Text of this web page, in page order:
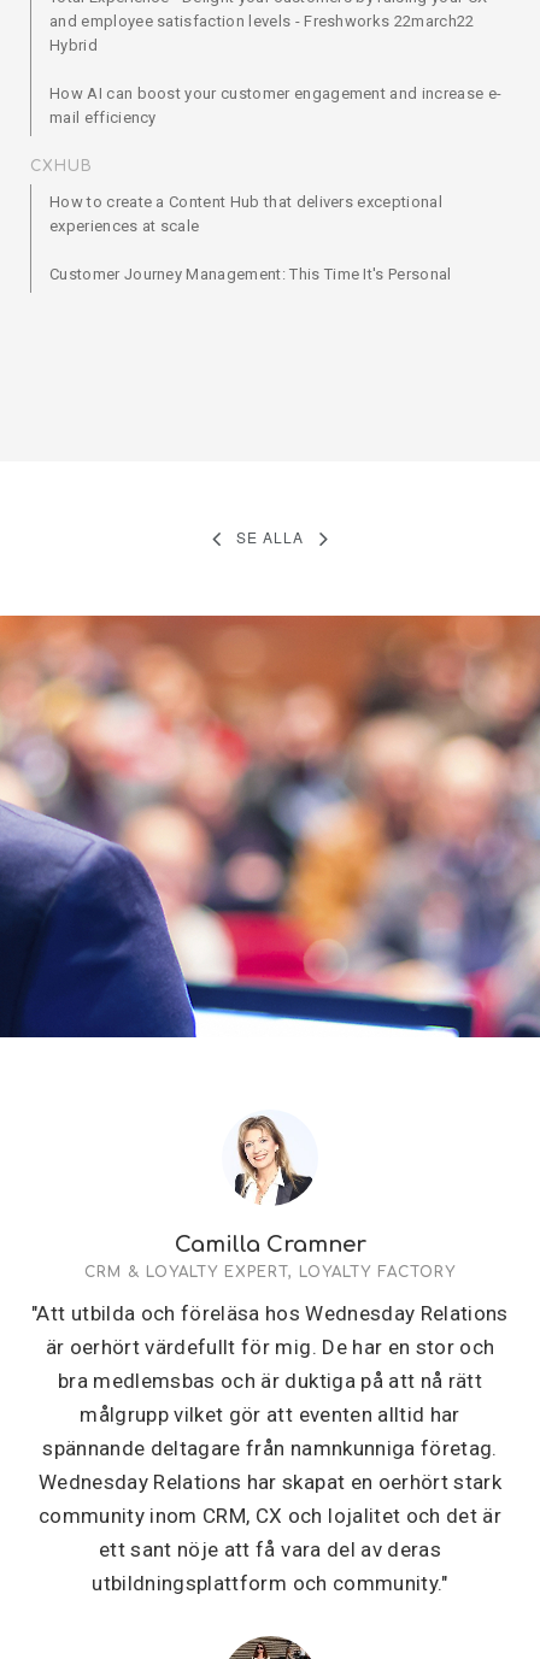
and employee satisfaction levels - Freshworks 22march22
Hybrid
How AI can boost your customer engagement and increase e-
mail efficiency
CXHUB
How to create a Content Hub that delivers exceptional
experiences at scale
Customer Journey Management: This Time It's Personal
SE ALLA
Camilla Cramner
CRM & LOYALTY EXPERT, LOYALTY FACTORY
"Att utbilda och föreläsa hos Wednesday Relations
är oerhört värdefullt för mig. De har en stor och
bra medlemsbas och är duktiga på att nå rätt
målgrupp vilket gör att eventen alltid har
spännande deltagare från namnkunniga företag.
Wednesday Relations har skapat en oerhört stark
community inom CRM, CX och lojalitet och det är
ett sant nöje att få vara del av deras
utbildningsplattform och community."